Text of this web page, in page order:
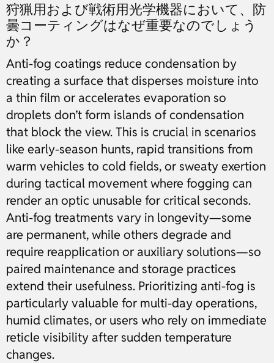
狩猟用および戦術用光学機器において、防
曇コーティングはなぜ重要なのでしょう
か？
Anti-fog coatings reduce condensation by
creating a surface that disperses moisture into
a thin film or accelerates evaporation so
droplets don’t form islands of condensation
that block the view. This is crucial in scenarios
like early-season hunts, rapid transitions from
warm vehicles to cold fields, or sweaty exertion
during tactical movement where fogging can
render an optic unusable for critical seconds.
Anti-fog treatments vary in longevity—some
are permanent, while others degrade and
require reapplication or auxiliary solutions—so
paired maintenance and storage practices
extend their usefulness. Prioritizing anti-fog is
particularly valuable for multi-day operations,
humid climates, or users who rely on immediate
reticle visibility after sudden temperature
changes.